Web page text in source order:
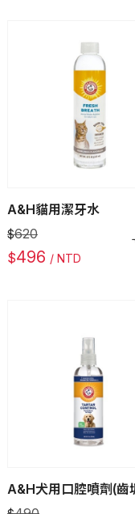
A&H貓用潔牙水
$620
$496 / NTD
A&H犬用口腔噴劑(齒